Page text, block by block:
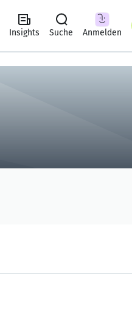
Insights Suche Anmelden